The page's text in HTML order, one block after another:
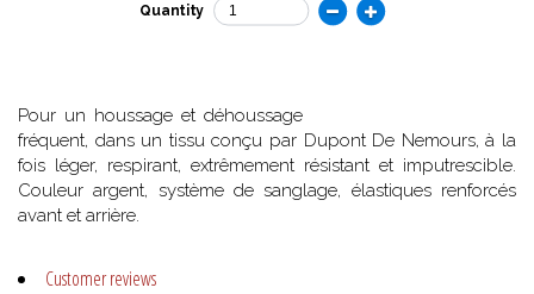
Quantity
Pour un houssage et déhoussage
fréquent, dans un tissu conçu par Dupont De Nemours, à la
fois léger, respirant, extrêmement résistant et imputrescible.
Couleur argent, système de sanglage, élastiques renforcés
avant et arrière.
Customer reviews